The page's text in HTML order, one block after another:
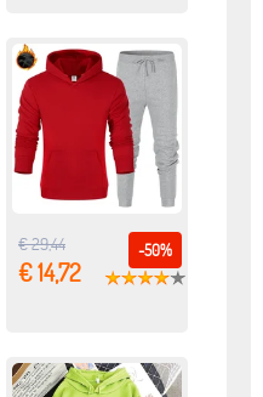
-50%
€ 29,44
€ 14,72